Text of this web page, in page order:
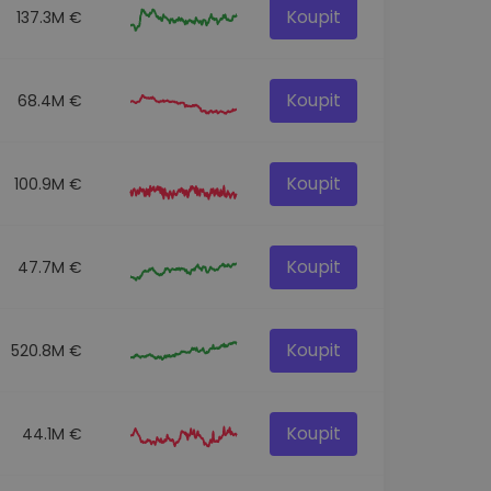
137.3M € Koupit
68.4M € Koupit
100.9M € Koupit
47.7M € Koupit
520.8M € Koupit
44.1M € Koupit